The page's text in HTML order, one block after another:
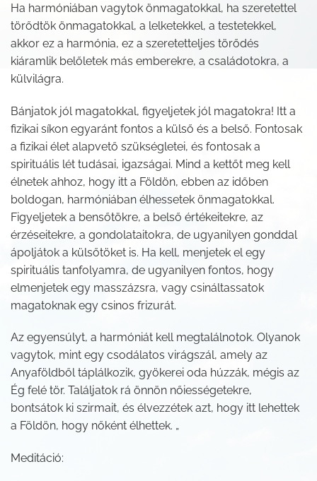
Ha harmóniában vagytok önmagatokkal, ha szeretettel
törődtök önmagatokkal, a lelketekkel, a testetekkel,
akkor ez a harmónia, ez a szeretetteljes törődés
kiáramlik belőletek más emberekre, a családotokra, a
külvilágra.
Bánjatok jól magatokkal, figyeljetek jól magatokra! Itt a
fizikai síkon egyaránt fontos a külső és a belső. Fontosak
a fizikai élet alapvető szükségletei, és fontosak a
spirituális lét tudásai, igazságai. Mind a kettőt meg kell
élnetek ahhoz, hogy itt a Földön, ebben az időben
boldogan, harmóniában élhessetek önmagatokkal.
Figyeljetek a bensőtökre, a belső értékeitekre, az
érzéseitekre, a gondolataitokra, de ugyanilyen gonddal
ápoljátok a külsőtöket is. Ha kell, menjetek el egy
spirituális tanfolyamra, de ugyanilyen fontos, hogy
elmenjetek egy masszázsra, vagy csináltassatok
magatoknak egy csinos frizurát.
Az egyensúlyt, a harmóniát kell megtalálnotok. Olyanok
vagytok, mint egy csodálatos virágszál, amely az
Anyaföldből táplálkozik, gyökerei oda húzzák, mégis az
Ég felé tör. Találjatok rá önnön nőiességetekre,
bontsátok ki szirmait, és élvezzétek azt, hogy itt lehettek
a Földön, hogy nőként élhettek. „
Meditáció: